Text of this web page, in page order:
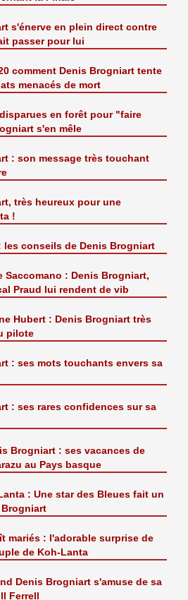
s'énerve en plein direct contre
passer pour lui
comment Denis Brogniart tente
menacés de mort
en forêt pour "faire
s'en mêle
: son message très touchant
très heureux pour une
!
les conseils de Denis Brogniart
Saccomano : Denis Brogniart,
Praud lui rendent de vib
Hubert : Denis Brogniart très
pilote
: ses mots touchants envers sa
: ses rares confidences sur sa
Brogniart : ses vacances de
au Pays basque
: Une star des Bleues fait un
mariés : l'adorable surprise de
de Koh-Lanta
Denis Brogniart s'amuse de sa
Ferrell